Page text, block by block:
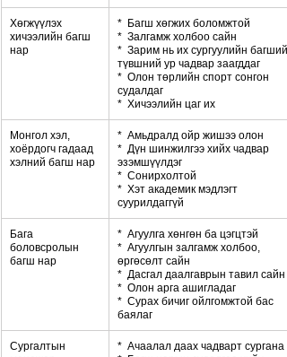
Хөгжүүлэх
хичээлийн багш
нар
*  Багш хөгжих боломжтой
*  Залгамж холбоо сайн
*  Зарим нь их сургуулийн
түвшний ур чадвар заагддаг
*  Олон төрлийн спорт сонгон
судалдаг
*  Хичээлийн цаг их
Монгол хэл,
хоёрдогч гадаад
хэлний багш нар
*  Амьдралд ойр жишээ олон
*  Дүн шинжилгээ хийх чадвар
эзэмшүүлдэг
*  Сонирхолтой
*  Хэт академик мэдлэгт
суурилдаггүй
Бага
боловсролын
багш нар
*  Агуулга хөнгөн ба цэгцтэй
*  Агуулгын залгамж холбоо,
өргөсөлт сайн
*  Дасгал даалгаврын тавил сайн
*  Олон арга ашигладаг
*  Сурах бичиг ойлгомжтой бас
баялаг
Сургалтын
*  Ачаалал даах чадварт сургана